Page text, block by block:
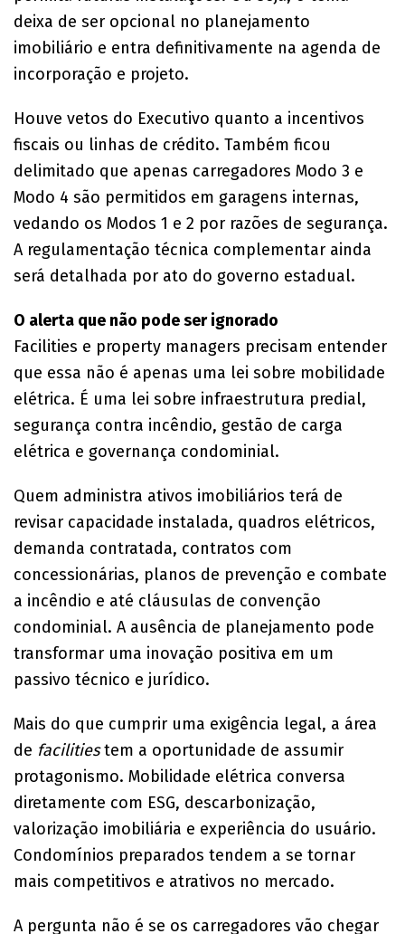
deixa de ser opcional no planejamento
imobiliário e entra definitivamente na agenda de
incorporação e projeto.
Houve vetos do Executivo quanto a incentivos
fiscais ou linhas de crédito. Também ficou
delimitado que apenas carregadores Modo 3 e
Modo 4 são permitidos em garagens internas,
vedando os Modos 1 e 2 por razões de segurança.
A regulamentação técnica complementar ainda
será detalhada por ato do governo estadual.
O alerta que não pode ser ignorado
Facilities e property managers precisam entender
que essa não é apenas uma lei sobre mobilidade
elétrica. É uma lei sobre infraestrutura predial,
segurança contra incêndio, gestão de carga
elétrica e governança condominial.
Quem administra ativos imobiliários terá de
revisar capacidade instalada, quadros elétricos,
demanda contratada, contratos com
concessionárias, planos de prevenção e combate
a incêndio e até cláusulas de convenção
condominial. A ausência de planejamento pode
transformar uma inovação positiva em um
passivo técnico e jurídico.
Mais do que cumprir uma exigência legal, a área
de facilitiestem a oportunidade de assumir
protagonismo. Mobilidade elétrica conversa
diretamente com ESG, descarbonização,
valorização imobiliária e experiência do usuário.
Condomínios preparados tendem a se tornar
mais competitivos e atrativos no mercado.
A pergunta não é se os carregadores vão chegar